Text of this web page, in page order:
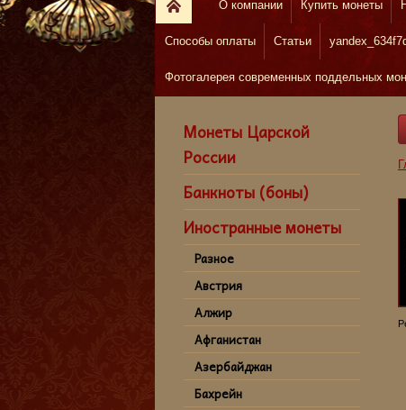
О компании Купить монеты
Способы оплаты Статьи
Фотогалерея современных поддельных
Монеты Царской
России
Банкноты (боны)
Иностранные монеты
Разное
Австрия
Алжир
Афганистан
Азербайджан
Бахрейн